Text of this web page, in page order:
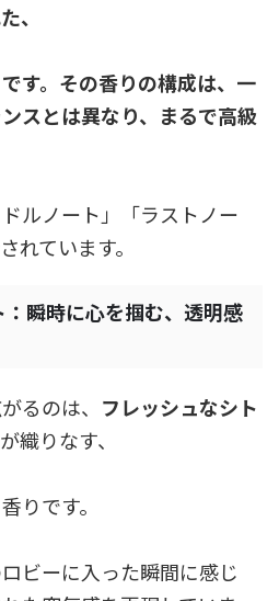
、
す。その香りの構成は、一
スとは異なり、まるで高級
ルノート」「ラストノー
れています。
瞬時に心を掴む、透明感
るのは、 フレッシュなシト
が織りなす、
りです。
ビーに入った瞬間に感じ